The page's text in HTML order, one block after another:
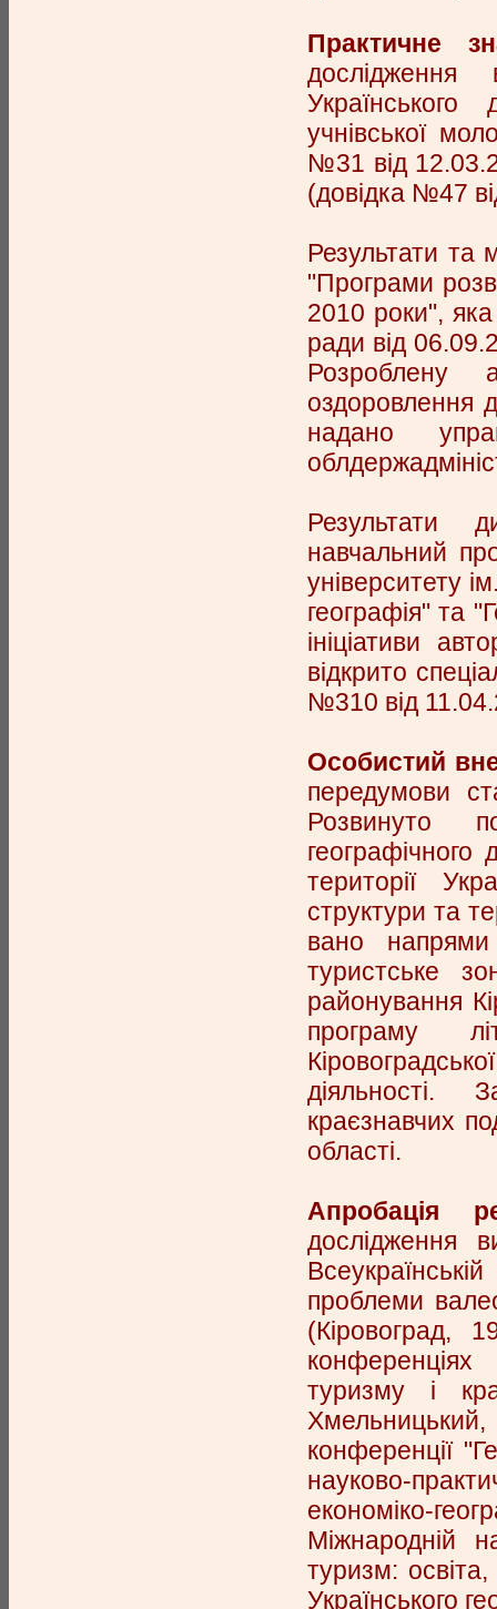
Практичне
дослідження
учнівської
№31 від
(довідка №47
Результати та
"Програми
2010 роки", яка
ради від
Розроблену
оздоровлення
надано
Результати
навчальний
університету
географія" та
ініціативи
відкрито
№310 від
Особистий
передумови
Розвинуто
території
структури та
вано напрями
туристське
районування
програму
діяльності.
краєзнавчих
області.
Апробація
дослідження
проблеми
(Кіровоград,
туризму і
Хмельницький,
конференції
науково-
економіко-
Міжнародній
туризм:
Українського